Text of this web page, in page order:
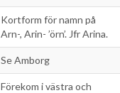
Kortform för namn på
Arn-, Arin- ’örn’. Jfr Arina.
Se Amborg
Förekom i västra och